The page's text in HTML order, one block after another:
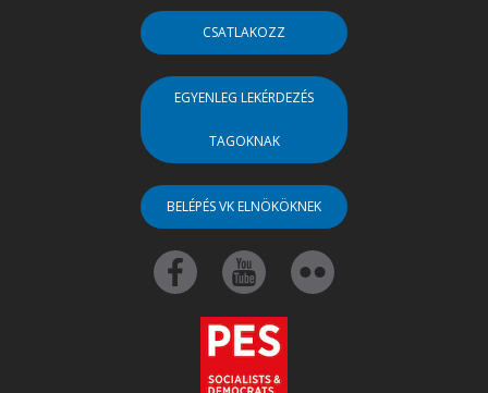
CSATLAKOZZ
EGYENLEG LEKÉRDEZÉS
TAGOKNAK
BELÉPÉS VK ELNÖKÖKNEK